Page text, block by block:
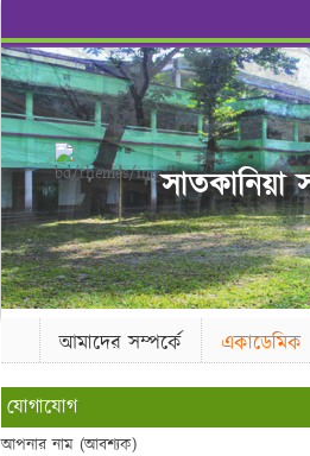
সাতকানিয়া
আমাদের সম্পর্কে একাডেমিক
যোগাযোগ
আপনার নাম (আবশ্যক)